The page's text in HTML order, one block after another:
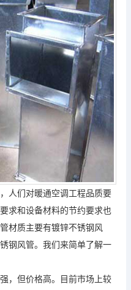
人们对暖通空调工程品质要
求和设备材料的节约要求也
材质主要有镀锌不锈钢风
钢风管。我们来简单了解一
，但价格高。目前市场上较